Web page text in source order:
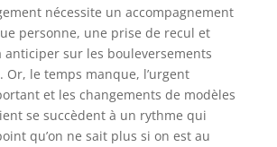
nécessite un accompagnement
personne, une prise de recul et
anticiper sur les bouleversements
Or, le temps manque, l’urgent
et les changements de modèles
se succèdent à un rythme qui
qu’on ne sait plus si on est au